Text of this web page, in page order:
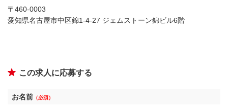
〒460-0003
愛知県名古屋市中区錦1-4-27 ジェムストーン錦ビル6階
この求人に応募する
お名前 （必須）